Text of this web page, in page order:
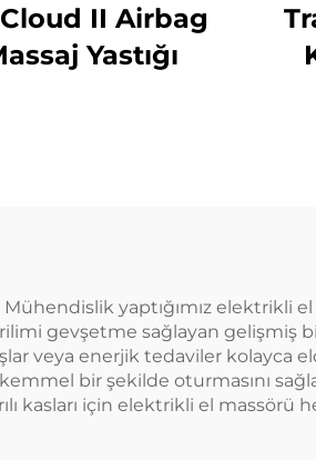
II Airbag
Yastığı
yaptığımız elektrikli
gevşetme sağlayan
veya enerjik tedaviler
bir şekilde oturmasını
kasları için elektrikli el massörü